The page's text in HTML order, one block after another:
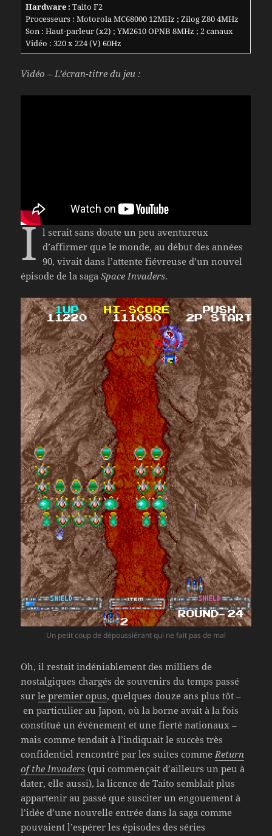
Hardware : Taito F2
Processeurs : Motorola MC68000 12MHz ; Zilog Z80 4MHz
Son : Haut-parleur (x2) ; YM2610 OPNB 8MHz ; 2 canaux
Vidéo : 320 x 224 (V) 60Hz
Vidéo – L’écran-titre du jeu :
I l serait sans doute un peu aventureux
d’affirmer que le monde, au début des années
90, vivait dans l’attente fiévreuse d’un nouvel
épisode de la sagaSpace Invaders.
Un petit coup de dépoussiérant qui ne fait pas de mal
Oh, il restait indéniablement des milliers de
nostalgiques chargés de souvenirs du temps passé
surle premier opus, quelques douze ans plus tôt –
en particulier au Japon, où la borne avait à la fois
constitué un événement et une fierté nationaux –
mais comme tendait à l’indiquait le succès très
confidentiel rencontré par les suites commeReturn
of the Invaders (qui commençait d’ailleurs un peu à
dater, elle aussi), la licence de Taito semblait plus
appartenir au passé que susciter un engouement à
l’idée d’une nouvelle entrée dans la saga comme
pouvaient l’espérer les épisodes des séries